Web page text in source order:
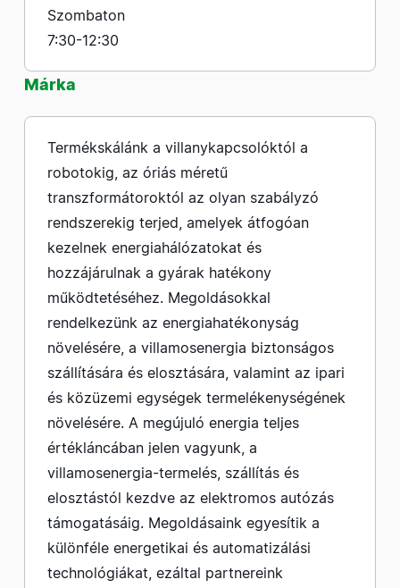
Szombaton
7:30-12:30
Márka
Termékskálánk a villanykapcsolóktól a
robotokig, az óriás méretű
transzformátoroktól az olyan szabályzó
rendszerekig terjed, amelyek átfogóan
kezelnek energiahálózatokat és
hozzájárulnak a gyárak hatékony
működtetéséhez. Megoldásokkal
rendelkezünk az energiahatékonyság
növelésére, a villamosenergia biztonságos
szállítására és elosztására, valamint az ipari
és közüzemi egységek termelékenységének
növelésére. A megújuló energia teljes
értékláncában jelen vagyunk, a
villamosenergia-termelés, szállítás és
elosztástól kezdve az elektromos autózás
támogatásáig. Megoldásaink egyesítik a
különféle energetikai és automatizálási
technológiákat, ezáltal partnereink